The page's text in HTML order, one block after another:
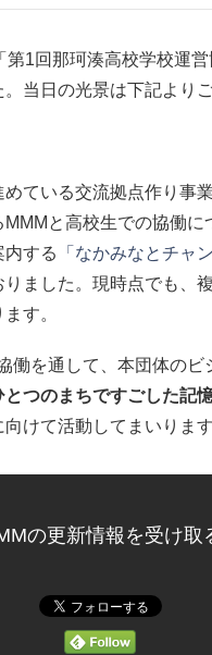
1回那珂湊高校学校運
当日の光景は下記よりご
ている交流拠点作り事
と高校生での協働
する
「なかみなとチャ
ました。現時点でも、
す。
働を通して、本団体のビ
つのまちですごした記
けて活動してまいります
の更新情報を受け取